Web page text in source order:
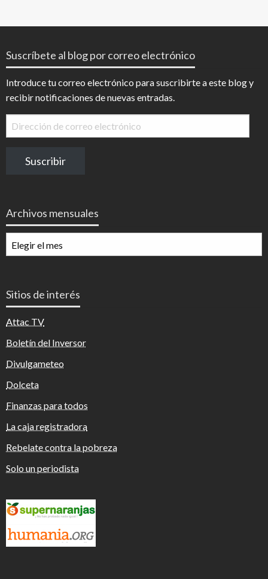
Suscríbete al blog por correo electrónico
Introduce tu correo electrónico para suscribirte a este blog y
recibir notificaciones de nuevas entradas.
Dirección
de
electrónico
Suscribir
Archivos mensuales
mensuales
Sitios de interés
Attac TV
Boletín del Inversor
Divulgameteo
Dolceta
Finanzas para todos
La caja registradora
Rebelate contra la pobreza
Solo un periodista